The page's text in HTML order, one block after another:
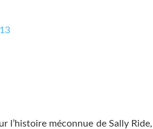
l’histoire méconnue de Sally Ride,